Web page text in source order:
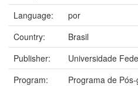
Language:
por
Country:
Brasil
Publisher:
Universidade
Program:
Programa de